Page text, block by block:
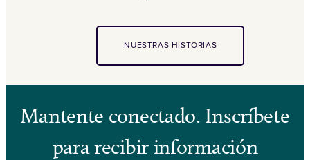
NUESTRAS HISTORIAS
Mantente conectado. Inscríbete
para recibir información